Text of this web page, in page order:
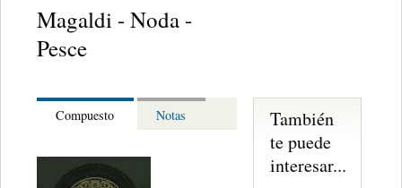
Magaldi - Noda -
Pesce
Compuesto Notas
También
te puede
interesar...